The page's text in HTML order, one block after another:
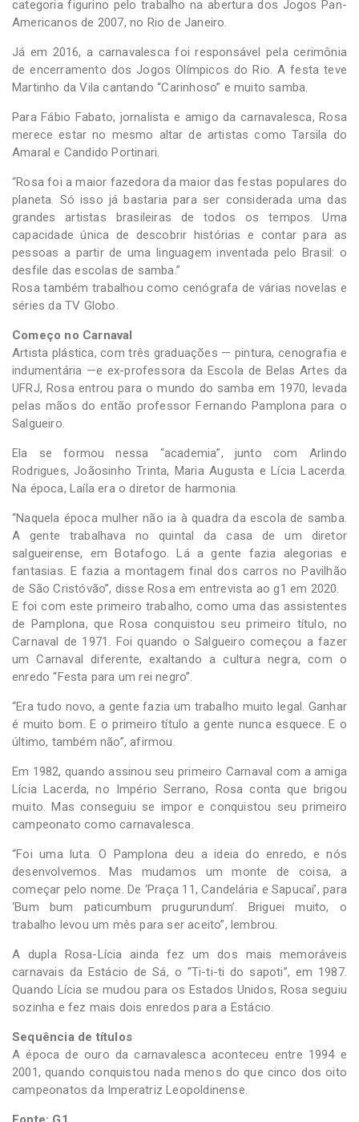
categoria figurino pelo trabalho na abertura dos Jogos Pan-
Americanos de 2007, no Rio de Janeiro.
Já em 2016, a carnavalesca foi responsável pela cerimônia
de encerramento dos Jogos Olímpicos do Rio. A festa teve
Martinho da Vila cantando “Carinhoso” e muito samba.
Para Fábio Fabato, jornalista e amigo da carnavalesca, Rosa
merece estar no mesmo altar de artistas como Tarsila do
Amaral e Candido Portinari.
“Rosa foi a maior fazedora da maior das festas populares do
planeta. Só isso já bastaria para ser considerada uma das
grandes artistas brasileiras de todos os tempos. Uma
capacidade única de descobrir histórias e contar para as
pessoas a partir de uma linguagem inventada pelo Brasil: o
desfile das escolas de samba.”
Rosa também trabalhou como cenógrafa de várias novelas e
séries da TV Globo.
Começo no Carnaval
Artista plástica, com três graduações — pintura, cenografia e
indumentária —e ex-professora da Escola de Belas Artes da
UFRJ, Rosa entrou para o mundo do samba em 1970, levada
pelas mãos do então professor Fernando Pamplona para o
Salgueiro.
Ela se formou nessa “academia”, junto com Arlindo
Rodrigues, Joãosinho Trinta, Maria Augusta e Lícia Lacerda.
Na época, Laíla era o diretor de harmonia.
“Naquela época mulher não ia à quadra da escola de samba.
A gente trabalhava no quintal da casa de um diretor
salgueirense, em Botafogo. Lá a gente fazia alegorias e
fantasias. E fazia a montagem final dos carros no Pavilhão
de São Cristóvão”, disse Rosa em entrevista ao g1 em 2020.
E foi com este primeiro trabalho, como uma das assistentes
de Pamplona, que Rosa conquistou seu primeiro título, no
Carnaval de 1971. Foi quando o Salgueiro começou a fazer
um Carnaval diferente, exaltando a cultura negra, com o
enredo “Festa para um rei negro”.
“Era tudo novo, a gente fazia um trabalho muito legal. Ganhar
é muito bom. E o primeiro título a gente nunca esquece. E o
último, também não”, afirmou.
Em 1982, quando assinou seu primeiro Carnaval com a amiga
Lícia Lacerda, no Império Serrano, Rosa conta que brigou
muito. Mas conseguiu se impor e conquistou seu primeiro
campeonato como carnavalesca.
“Foi uma luta. O Pamplona deu a ideia do enredo, e nós
desenvolvemos. Mas mudamos um monte de coisa, a
começar pelo nome. De ‘Praça 11, Candelária e Sapucaí’, para
‘Bum bum paticumbum prugurundum’. Briguei muito, o
trabalho levou um mês para ser aceito”, lembrou.
A dupla Rosa-Lícia ainda fez um dos mais memoráveis
carnavais da Estácio de Sá, o “Ti-ti-ti do sapoti”, em 1987.
Quando Lícia se mudou para os Estados Unidos, Rosa seguiu
sozinha e fez mais dois enredos para a Estácio.
Sequência de títulos
A época de ouro da carnavalesca aconteceu entre 1994 e
2001, quando conquistou nada menos do que cinco dos oito
campeonatos da Imperatriz Leopoldinense.